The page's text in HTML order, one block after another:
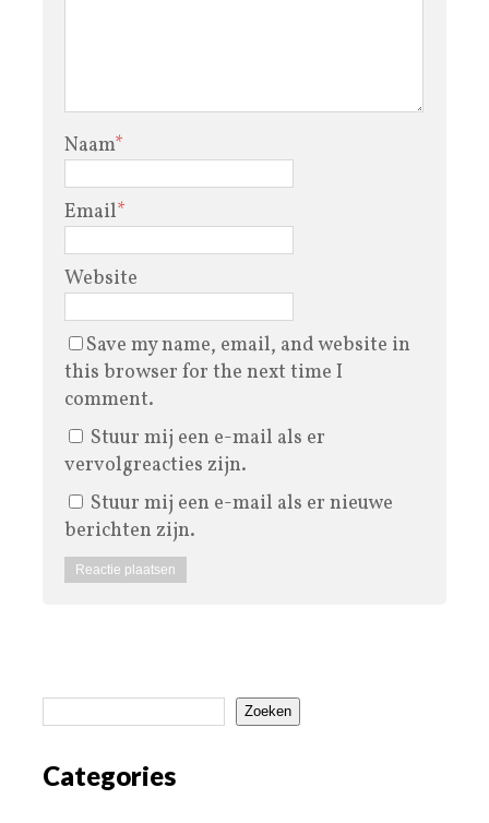
Naam*
Email*
Website
Save my name, email, and website in
this browser for the next time I
comment.
Stuur mij een e-mail als er
vervolgreacties zijn.
Stuur mij een e-mail als er nieuwe
berichten zijn.
Zoeken
Categories